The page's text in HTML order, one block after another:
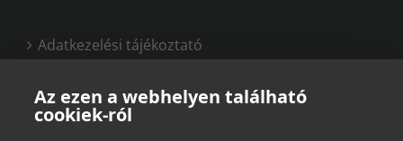
Adatkezelési tájékoztató
Vásárlási és felhasználási feltételek
Az ezen a webhelyen található
cookiek-ról